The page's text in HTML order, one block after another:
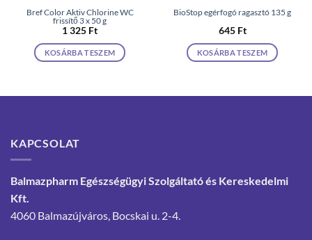
Bref Color Aktiv Chlorine WC
frissítő 3 x 50 g
1 325 Ft
KOSÁRBA TESZEM
BioStop egérfogó ragasztó 135 g
645 Ft
KOSÁRBA TESZEM
KAPCSOLAT
Balmazpharm Egészségügyi Szolgáltató és Kereskedelmi
Kft.
4060 Balmazújváros, Bocskai u. 2-4.